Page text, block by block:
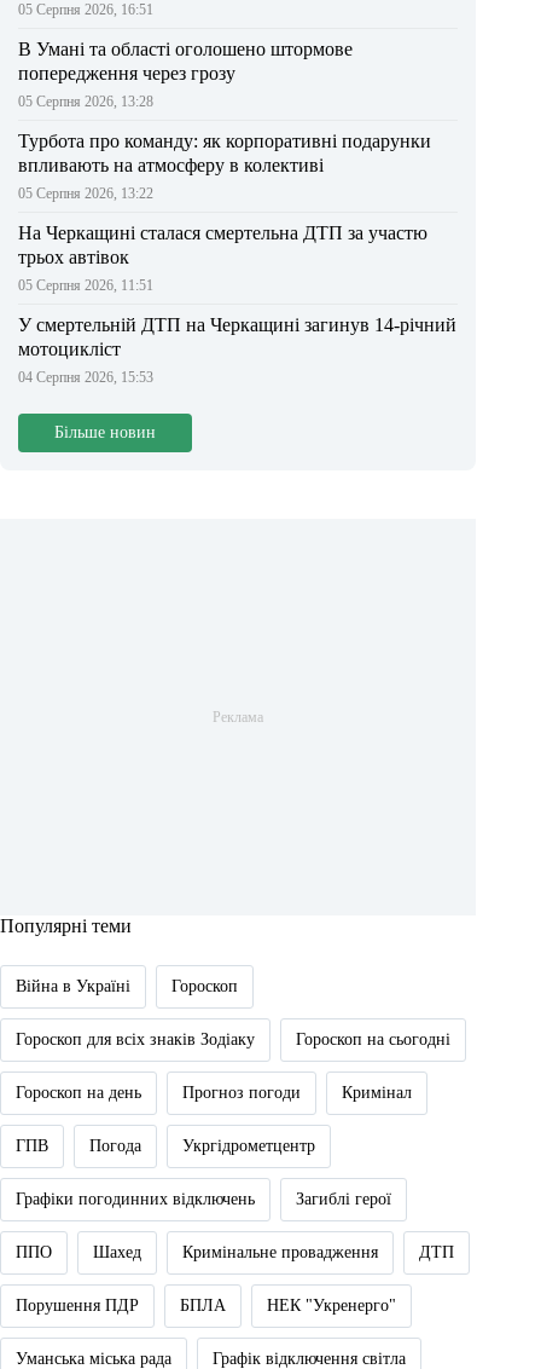
05 Серпня 2026, 16:51
В Умані та області оголошено штормове
попередження через грозу
05 Серпня 2026, 13:28
Турбота про команду: як корпоративні подарунки
впливають на атмосферу в колективі
05 Серпня 2026, 13:22
На Черкащині сталася смертельна ДТП за участю
трьох автівок
05 Серпня 2026, 11:51
У смертельній ДТП на Черкащині загинув 14-річний
мотоцикліст
04 Серпня 2026, 15:53
Більше новин
Популярні теми
Війна в Україні Гороскоп
Гороскоп для всіх знаків Зодіаку Гороскоп на сьогодні
Гороскоп на день Прогноз погоди Кримінал
ГПВ Погода Укргідрометцентр
Графіки погодинних відключень Загиблі герої
ППО Шахед Кримінальне провадження ДТП
Порушення ПДР БПЛА НЕК "Укренерго"
Уманська міська рада Графік відключення світла